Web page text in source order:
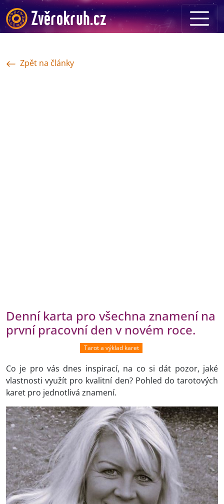
Zpět na články
Denní karta pro všechna znamení na
první pracovní den v novém roce.
Tarot a výklad karet
Co je pro vás dnes inspirací, na co si dát pozor, jaké
vlastnosti využít pro kvalitní den? Pohled do tarotových
karet pro jednotlivá znamení.